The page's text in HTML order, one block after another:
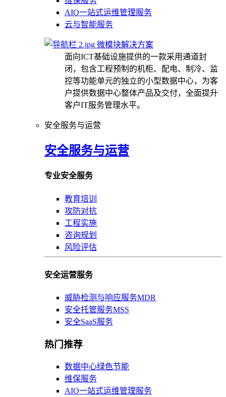
AIO一站式运维管理服务
云与智能服务
微模块解决方案
面向ICT基础设施提供的一款采用通道封
闭，包含工程预制的机柜、配电、制冷、监
控等功能单元的独立的小型数据中心，为客
户提供数据中心整体产品及交付，全面提升
客户IT服务管理水平。
安全服务与运营
安全服务与运营
专业安全服务
教育培训
攻防对抗
工程实施
咨询规划
风险评估
安全运营服务
威胁检测与响应服务MDR
安全托管服务MSS
安全SaaS服务
热门推荐
数据中心绿色节能
维保服务
AIO一站式运维管理服务